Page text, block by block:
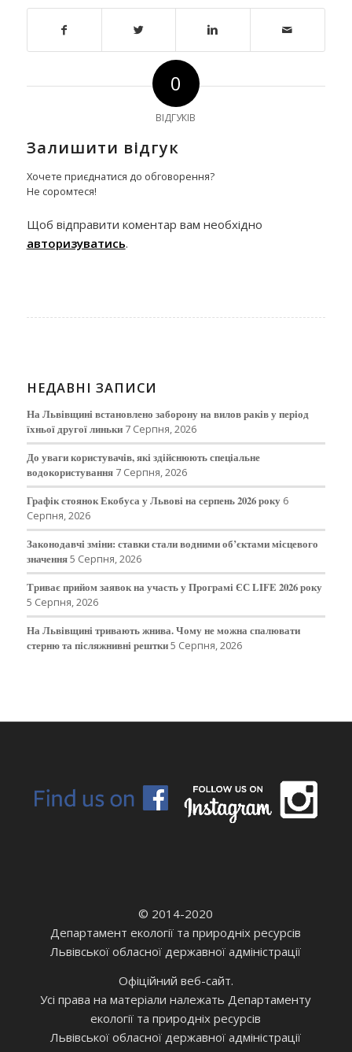
0
ВІДГУКІВ
Залишити відгук
Хочете приєднатися до обговорення?
Не соромтеся!
Щоб відправити коментар вам необхідно
авторизуватись.
НЕДАВНІ ЗАПИСИ
На Львівщині встановлено заборону на вилов раків у період
їхньої другої линьки 7 Серпня, 2026
До уваги користувачів, які здійснюють спеціальне
водокористування 7 Серпня, 2026
Графік стоянок Екобуса у Львові на серпень 2026 року 6
Серпня, 2026
Законодавчі зміни: ставки стали водними об’єктами місцевого
значення5 Серпня, 2026
Триває прийом заявок на участь у Програмі ЄС LIFE 2026 року
5 Серпня, 2026
На Львівщині тривають жнива. Чому не можна спалювати
стерню та післяжнивні рештки5 Серпня, 2026
© 2014-2020
Департамент екології та природніх ресурсів
Львівської обласної державної адміністрації
Офіційний веб-сайт.
Усі права на матеріали належать Департаменту
екології та природніх ресурсів
Львівської обласної державної адміністрації